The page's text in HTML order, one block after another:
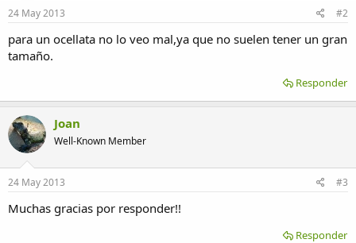
24 May 2013 #2
para un ocellata no lo veo mal,ya que no suelen tener un gran
tamaño.
Responder
Joan
Well-Known Member
24 May 2013 #3
Muchas gracias por responder!!
Responder